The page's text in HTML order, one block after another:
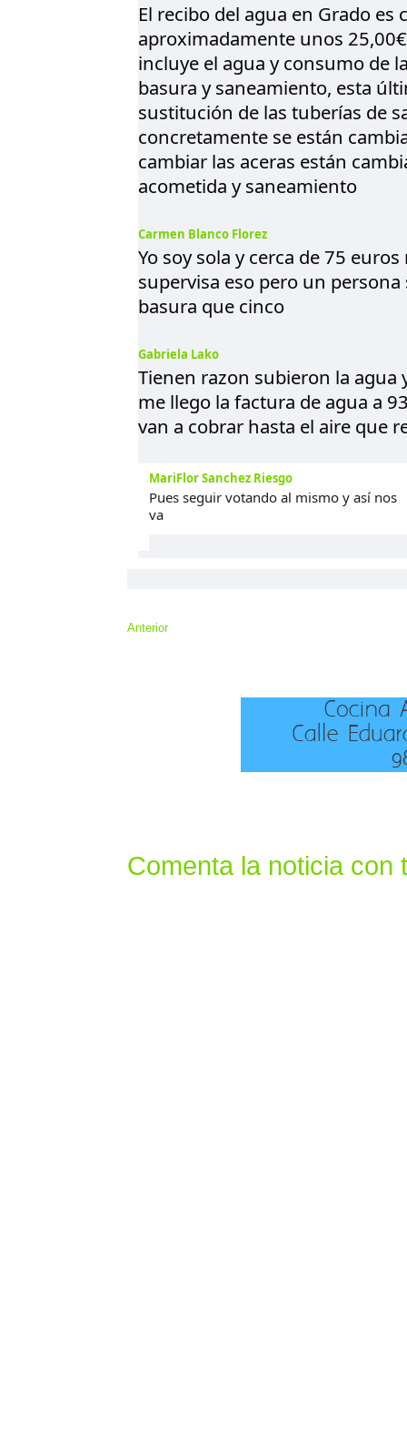
El recibo del agua en Grado es
aproximadamente unos
incluye el agua y consumo de
basura y saneamiento, esta
sustitución de las tuberías de
concretamente se están
cambiar las aceras están
acometida y saneamiento
Carmen Blanco Florez
Yo soy sola y cerca de 75
supervisa eso pero un
basura que cinco
Gabriela Lako
Tienen razon subieron la agua
me llego la factura de agua a
van a cobrar hasta el aire que
MariFlor Sanchez Riesgo
Pues seguir votando al mismo y así nos
va
Anterior
Comenta la noticia con